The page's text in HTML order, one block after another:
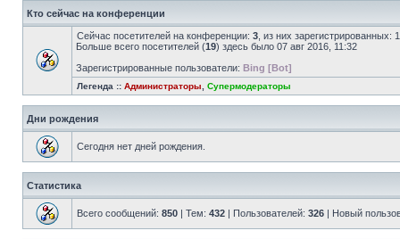
Кто сейчас на конференции
Сейчас посетителей на конференции: 3 , из них
Больше всего посетителей (19) здесь было 07 авг 2016, 11:32
Зарегистрированные пользователи: Bing [Bot]
Легенда :: Администраторы Супермодераторы
Дни рождения
Сегодня нет дней рождения.
Статистика
Всего сообщений: 850 | Тем: 432 | Пользователей: 326 | Новый